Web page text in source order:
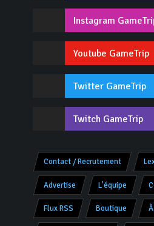
Instagram
Youtube GameTrip
Twitter GameTrip
Twitch GameTrip
Contact / Recrutement
Advertise L'équipe
Flux RSS Boutique